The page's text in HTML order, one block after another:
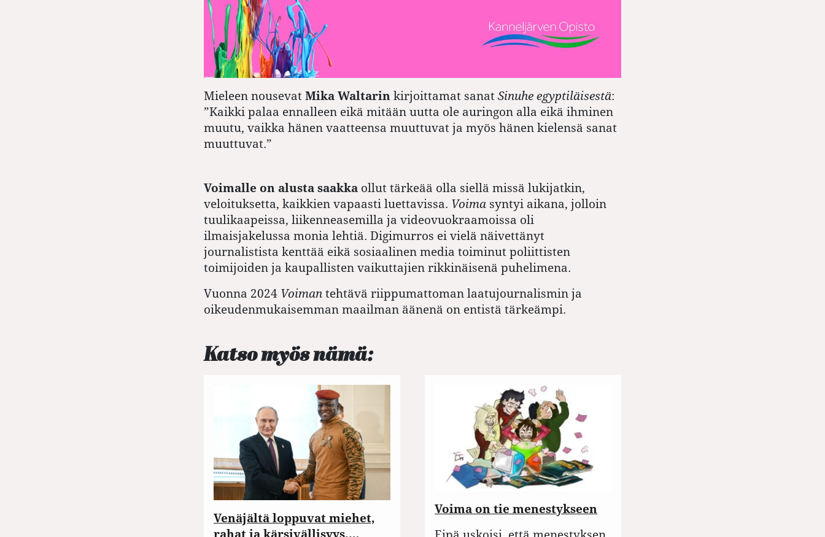
Mieleen nousevat Mika Waltarin kirjoittamat sanat Sinuhe egyptiläisestä:
”Kaikki palaa ennalleen eikä mitään uutta ole auringon alla eikä ihminen
muutu, vaikka hänen vaatteensa muuttuvat ja myös hänen kielensä sanat
muuttuvat.”
Voimalle on alusta saakka ollut tärkeää olla siellä missä lukijatkin,
veloituksetta, kaikkien vapaasti luettavissa. Voima syntyi aikana, jolloin
tuulikaapeissa, liikenneasemilla ja videovuokraamoissa oli
ilmaisjakelussa monia lehtiä. Digimurros ei vielä näivettänyt
journalistista kenttää eikä sosiaalinen media toiminut poliittisten
toimijoiden ja kaupallisten vaikuttajien rikkinäisenä puhelimena.
Vuonna 2024 Voiman tehtävä riippumattoman laatujournalismin ja
oikeudenmukaisemman maailman äänenä on entistä tärkeämpi.
Katso myös nämä:
Venäjältä loppuvat miehet,
rahat ja kärsivällisyys.…
Voima on tie menestykseen